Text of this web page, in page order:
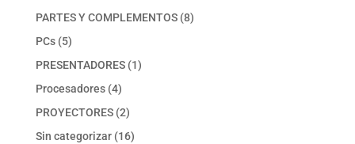
producto
PARTES Y COMPLEMENTOS 88
PCs 55
productos
PRESENTADORES 11
Procesadores 44
productos
PROYECTORES 22
productos
Sin categorizar 1616